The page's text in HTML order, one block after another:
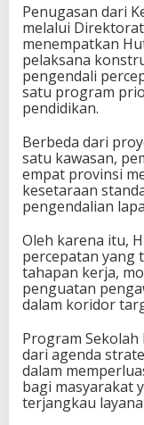
Penugasan dari
melalui
menempatkan
pelaksana
pengendali
satu program
pendidikan.
Berbeda dari
satu kawasan,
empat provinsi
kesetaraan
pengendalian
Oleh karena itu,
percepatan yang
tahapan kerja,
penguatan
dalam koridor
Program
dari agenda
dalam
bagi masyarakat
terjangkau